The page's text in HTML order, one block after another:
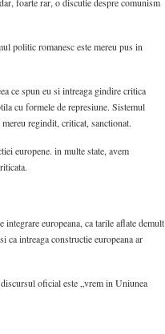
politic romanesc este mereu pus in
ce spun eu si intreaga gindire critica
cu formele de represiune. Sistemul
regindit, criticat, sanctionat.
europene. in multe state, avem
europeana, ca tarile aflate demult
ca intreaga constructie europeana ar
oficial este „vrem in Uniunea